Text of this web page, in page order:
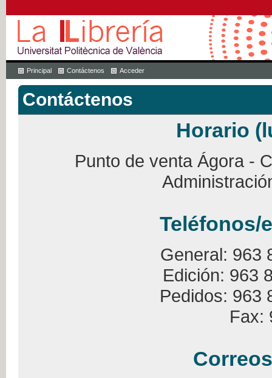
Principal Contáctenos Acceder
Contáctenos
Horario
Punto de venta Ágora -
Teléfonos/
General: 963
Edición: 963
Pedidos: 963
Fax: